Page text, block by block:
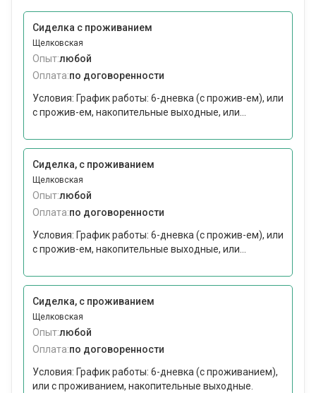
Сиделка с проживанием
Щелковская
Опыт:любой
Оплата:по договоренности
Условия: График работы: 6-дневка (с прожив-ем), или
с прожив-ем, накопительные выходные, или...
Сиделка, с проживанием
Щелковская
Опыт:любой
Оплата:по договоренности
Условия: График работы: 6-дневка (с прожив-ем), или
с прожив-ем, накопительные выходные, или...
Сиделка, с проживанием
Щелковская
Опыт:любой
Оплата:по договоренности
Условия: График работы: 6-дневка (с проживанием),
или с проживанием, накопительные выходные.